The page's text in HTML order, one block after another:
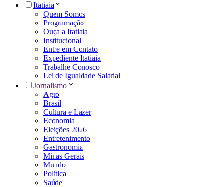
Itatiaia
Quem Somos
Programação
Ouça a Itatiaia
Institucional
Entre em Contato
Expediente Itatiaia
Trabalhe Conosco
Lei de Igualdade Salarial
Jornalismo
Agro
Brasil
Cultura e Lazer
Economia
Eleições 2026
Entretenimento
Gastronomia
Minas Gerais
Mundo
Política
Saúde